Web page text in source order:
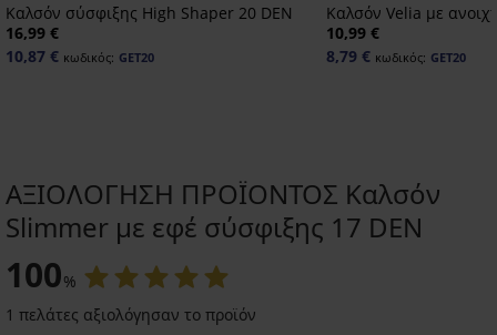
Καλσόν σύσφιξης High Shaper 20 DEN
16,99 €
10,87 € κωδικός: GET20
Καλσόν Velia με
10,99 €
8,79 € κωδικός: GET20
2+1 ΔΩΡΕΑΝ
Καλσόν
2+1 ΔΩΡΕΑΝ
-50%
-50%
-30%
-20%
ΑΞΙΟΛΟΓΗΣΗ ΠΡΟΪΟΝΤΟΣ Καλσόν
Slimmer με εφέ σύσφιξης 17 DEN
100%
1 πελάτες αξιολόγησαν το προϊόν